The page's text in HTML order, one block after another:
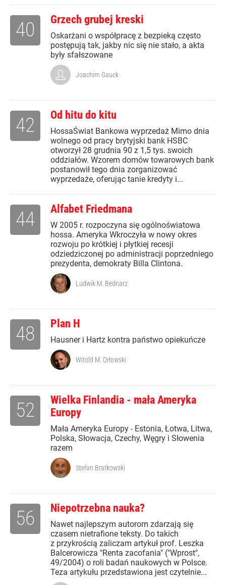
Grzech grubej kreski
Oskarżani o współpracę z bezpieką często
postępują tak, jakby nic się nie stało, a akta
były sfałszowane
40
Joachim Gauck
Od hitu do kitu
HossaŚwiat Bankowa wyprzedaż Mimo dnia
wolnego od pracy brytyjski bank HSBC
otworzył 28 grudnia 90 z 1,5 tys. swoich
oddziałów. Wzorem domów towarowych bank
postanowił tego dnia zorganizować
wyprzedaże, oferując tanie kredyty i...
42
Alfabet Friedmana
W 2005 r. rozpoczyna się ogólnoświatowa
hossa. Ameryka Wkroczyła w nowy okres
rozwoju po krótkiej i płytkiej recesji
odziedziczonej po administracji poprzedniego
prezydenta, demokraty Billa Clintona.
44
Ludwik M. Bednarz
Plan H
Hausner i Hartz kontra państwo opiekuńcze
48
Witold M. Orłowski
Wielka Finlandia - mała Ameryka
Europy
Mała Ameryka Europy - Estonia, Łotwa, Litwa,
Polska, Słowacja, Czechy, Węgry i Słowenia
razem
52
Stefan Bratkowski
Niepotrzebna nauka?
Nawet najlepszym autorom zdarzają się
czasem nietrafione teksty. Do takich
z przykrością zaliczam artykuł prof. Leszka
Balcerowicza "Renta zacofania" ("Wprost",
49/2004) o roli badań naukowych w Polsce.
Teza artykułu przedstawiona jest czytelnie...
56